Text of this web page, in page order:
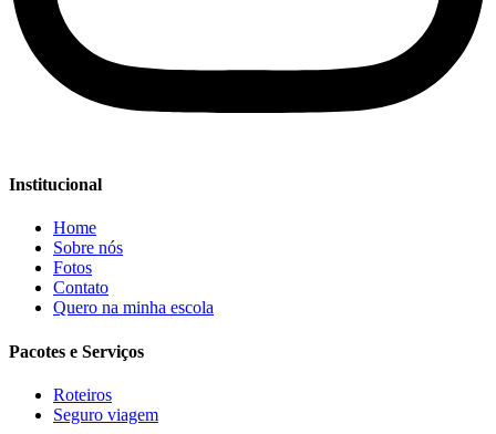
Institucional
Home
Sobre nós
Fotos
Contato
Quero na minha escola
Pacotes e Serviços
Roteiros
Seguro viagem